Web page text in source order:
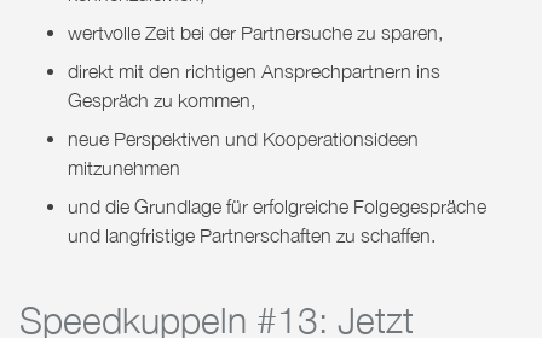
wertvolle Zeit bei der Partnersuche zu sparen,
direkt mit den richtigen Ansprechpartnern ins
Gespräch zu kommen,
neue Perspektiven und Kooperationsideen
mitzunehmen
und die Grundlage für erfolgreiche Folgegespräche
und langfristige Partnerschaften zu schaffen.
Speedkuppeln #13: Jetzt